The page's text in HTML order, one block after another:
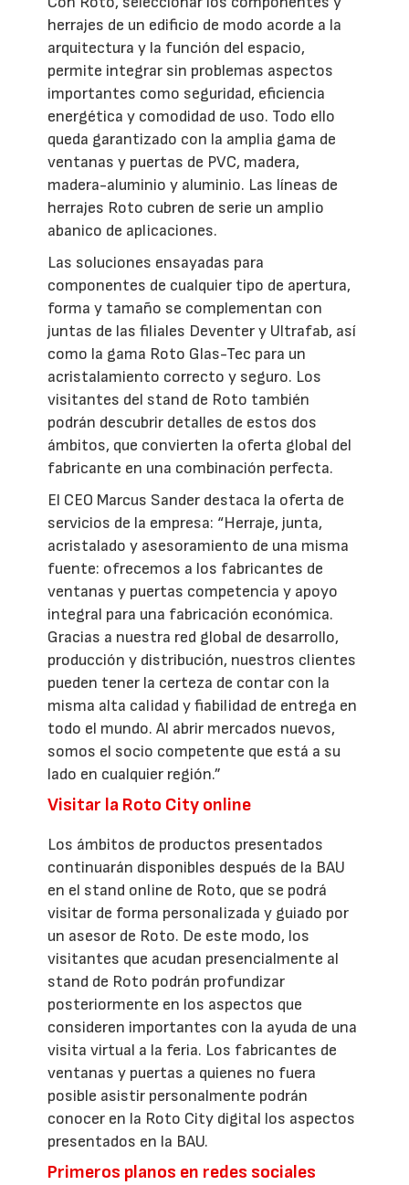
herrajes de un edificio de modo acorde a la
arquitectura y la función del espacio,
permite integrar sin problemas aspectos
importantes como seguridad, eficiencia
energética y comodidad de uso. Todo ello
queda garantizado con la amplia gama de
ventanas y puertas de PVC, madera,
madera-aluminio y aluminio. Las líneas de
herrajes Roto cubren de serie un amplio
abanico de aplicaciones.
Las soluciones ensayadas para
componentes de cualquier tipo de apertura,
forma y tamaño se complementan con
juntas de las filiales Deventer y Ultrafab, así
como la gama Roto Glas-Tec para un
acristalamiento correcto y seguro. Los
visitantes del stand de Roto también
podrán descubrir detalles de estos dos
ámbitos, que convierten la oferta global del
fabricante en una combinación perfecta.
El CEO Marcus Sander destaca la oferta de
servicios de la empresa: “Herraje, junta,
acristalado y asesoramiento de una misma
fuente: ofrecemos a los fabricantes de
ventanas y puertas competencia y apoyo
integral para una fabricación económica.
Gracias a nuestra red global de desarrollo,
producción y distribución, nuestros clientes
pueden tener la certeza de contar con la
misma alta calidad y fiabilidad de entrega en
todo el mundo. Al abrir mercados nuevos,
somos el socio competente que está a su
lado en cualquier región.”
Visitar la Roto City online
Los ámbitos de productos presentados
continuarán disponibles después de la BAU
en el stand online de Roto, que se podrá
visitar de forma personalizada y guiado por
un asesor de Roto. De este modo, los
visitantes que acudan presencialmente al
stand de Roto podrán profundizar
posteriormente en los aspectos que
consideren importantes con la ayuda de una
visita virtual a la feria. Los fabricantes de
ventanas y puertas a quienes no fuera
posible asistir personalmente podrán
conocer en la Roto City digital los aspectos
presentados en la BAU.
Primeros planos en redes sociales